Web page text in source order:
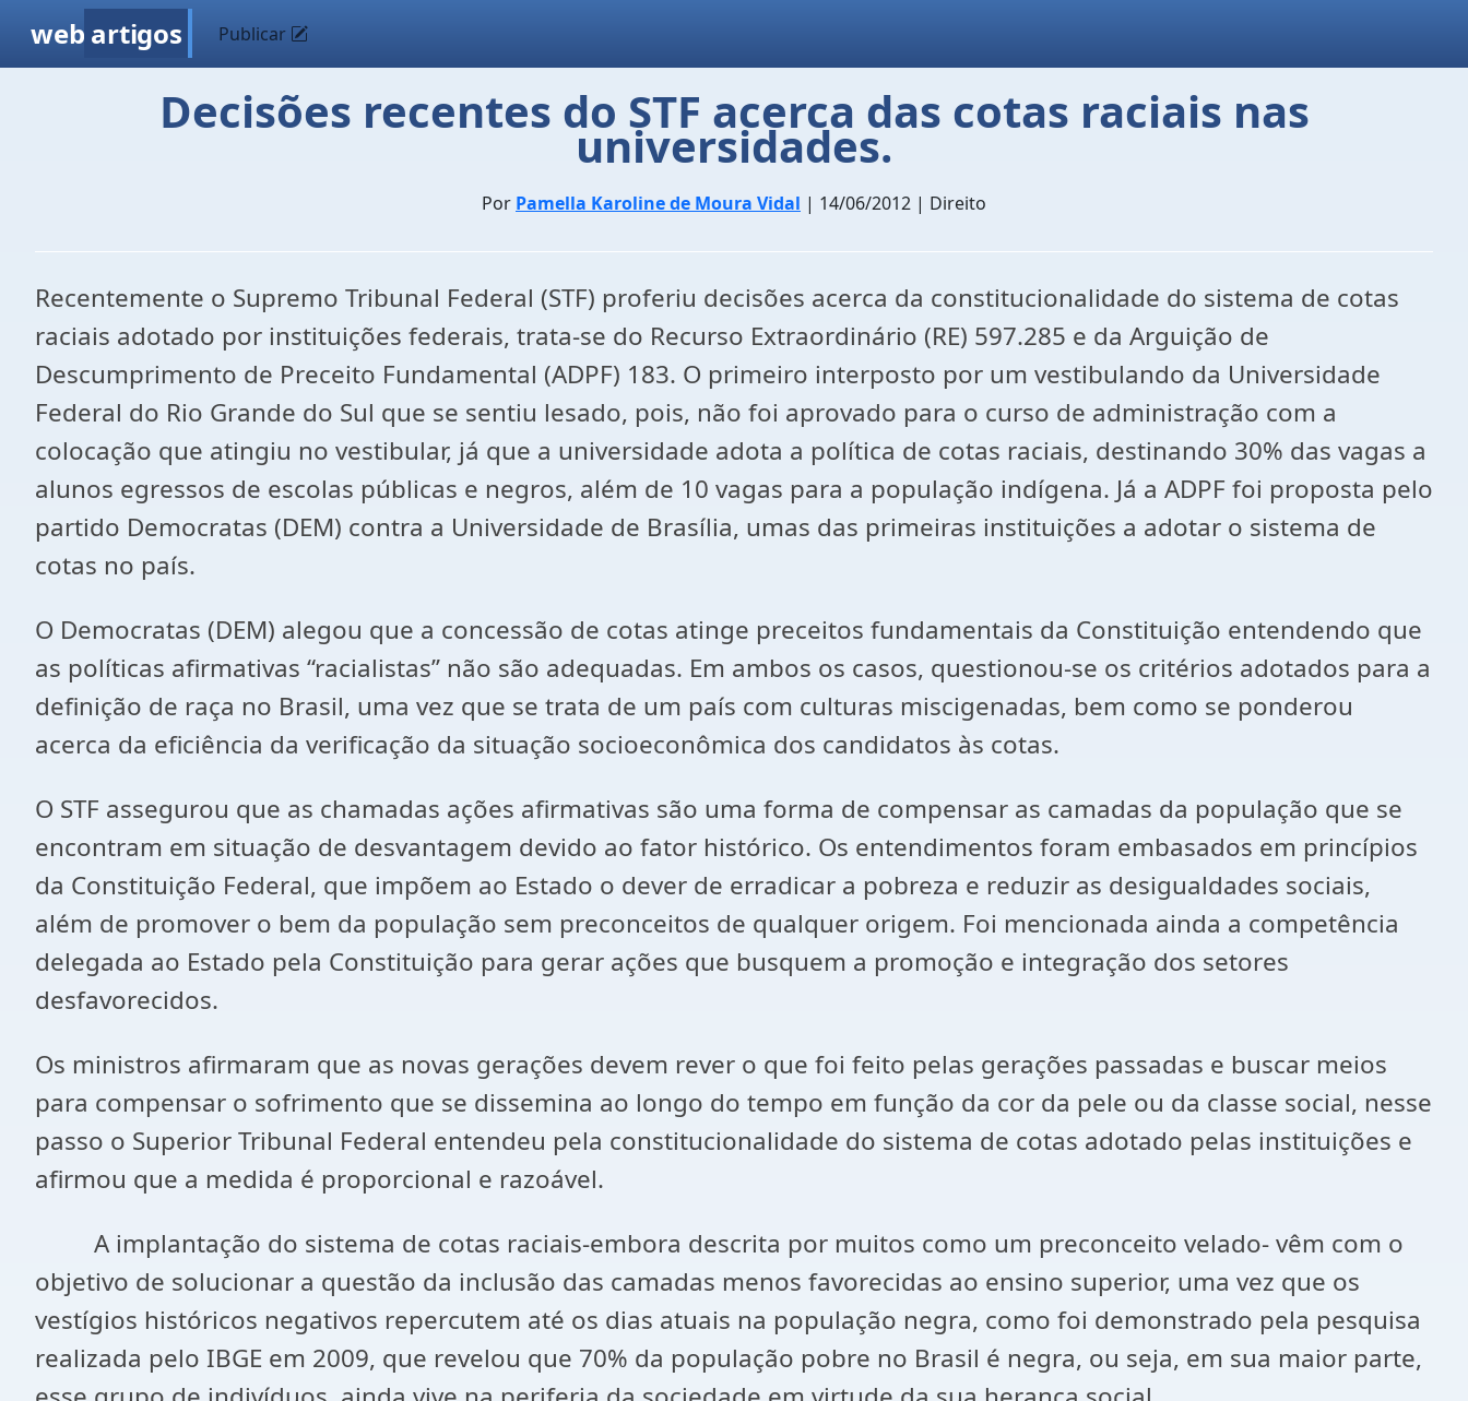
web artigos Publicar
Decisões recentes do STF acerca das cotas raciais nas
universidades.
Por Pamella Karoline de Moura Vidal | 14/06/2012 | Direito
Recentemente o Supremo Tribunal Federal (STF) proferiu decisões acerca da constitucionalidade do sistema de cotas
raciais adotado por instituições federais, trata-se do Recurso Extraordinário (RE) 597.285 e da Arguição de
Descumprimento de Preceito Fundamental (ADPF) 183. O primeiro interposto por um vestibulando da Universidade
Federal do Rio Grande do Sul que se sentiu lesado, pois, não foi aprovado para o curso de administração com a
colocação que atingiu no vestibular, já que a universidade adota a política de cotas raciais, destinando 30% das vagas a
alunos egressos de escolas públicas e negros, além de 10 vagas para a população indígena. Já a ADPF foi proposta pelo
partido Democratas (DEM) contra a Universidade de Brasília, umas das primeiras instituições a adotar o sistema de
cotas no país.
O Democratas (DEM) alegou que a concessão de cotas atinge preceitos fundamentais da Constituição entendendo que
as políticas afirmativas “racialistas’’ não são adequadas. Em ambos os casos, questionou-se os critérios adotados para a
definição de raça no Brasil, uma vez que se trata de um país com culturas miscigenadas, bem como se ponderou
acerca da eficiência da verificação da situação socioeconômica dos candidatos às cotas.
O STF assegurou que as chamadas ações afirmativas são uma forma de compensar as camadas da população que se
encontram em situação de desvantagem devido ao fator histórico. Os entendimentos foram embasados em princípios
da Constituição Federal, que impõem ao Estado o dever de erradicar a pobreza e reduzir as desigualdades sociais,
além de promover o bem da população sem preconceitos de qualquer origem. Foi mencionada ainda a competência
delegada ao Estado pela Constituição para gerar ações que busquem a promoção e integração dos setores
desfavorecidos.
Os ministros afirmaram que as novas gerações devem rever o que foi feito pelas gerações passadas e buscar meios
para compensar o sofrimento que se dissemina ao longo do tempo em função da cor da pele ou da classe social, nesse
passo o Superior Tribunal Federal entendeu pela constitucionalidade do sistema de cotas adotado pelas instituições e
afirmou que a medida é proporcional e razoável.
A implantação do sistema de cotas raciais-embora descrita por muitos como um preconceito velado- vêm com o
objetivo de solucionar a questão da inclusão das camadas menos favorecidas ao ensino superior, uma vez que os
vestígios históricos negativos repercutem até os dias atuais na população negra, como foi demonstrado pela pesquisa
realizada pelo IBGE em 2009, que revelou que 70% da população pobre no Brasil é negra, ou seja, em sua maior parte,